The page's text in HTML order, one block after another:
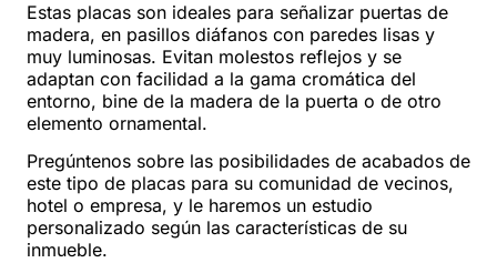
Estas placas son ideales para señalizar puertas de
madera, en pasillos diáfanos con paredes lisas y
muy luminosas. Evitan molestos reflejos y se
adaptan con facilidad a la gama cromática del
entorno, bine de la madera de la puerta o de otro
elemento ornamental.
Pregúntenos sobre las posibilidades de acabados de
este tipo de placas para su comunidad de vecinos,
hotel o empresa, y le haremos un estudio
personalizado según las características de su
inmueble.